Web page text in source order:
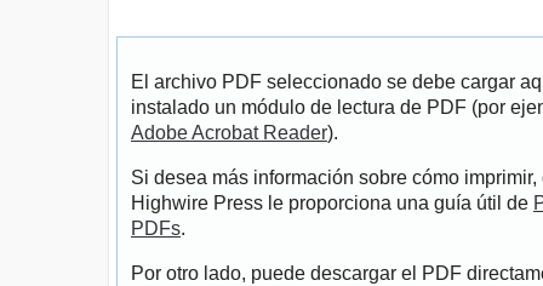
El archivo PDF seleccionado se debe cargar
instalado un módulo de lectura de PDF (por
Adobe Acrobat Reader).
Si desea más información sobre cómo
Highwire Press le proporciona una guía útil de
PDFs.
Por otro lado, puede descargar el PDF